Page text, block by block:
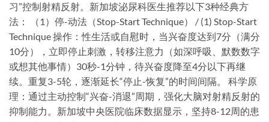
习”控制射精反射。新加坡泌尿科医生推荐以下3种经典方
法： （1）停-动法（Stop-Start Technique） / (1) Stop-Start
Technique ​操作​：性生活或自慰时，当兴奋度达到7分（满分
10分），立即停止刺激，转移注意力（如深呼吸、默数数字
或想其他事情）30秒-1分钟，待兴奋度降至4分以下再继
续。重复3-5轮，逐渐延长“停止-恢复”的时间间隔。 ​科学原
理​：通过主动控制“兴奋-消退”周期，强化大脑对射精反射的
抑制能力。新加坡中央医院临床数据显示，坚持8-12周的患